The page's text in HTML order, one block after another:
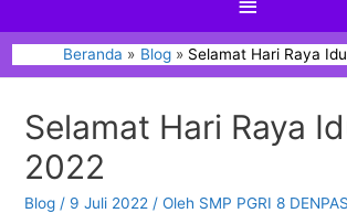
Beranda Blog Selamat Hari Raya
Selamat Hari Raya
2022
Blog / 9 Juli 2022 / Oleh SMP PGRI 8